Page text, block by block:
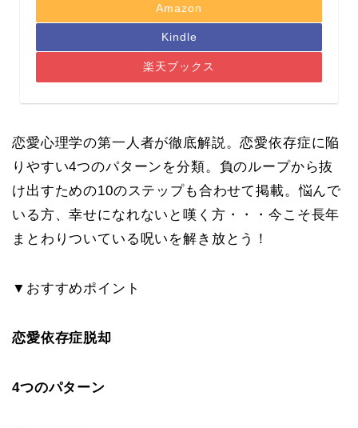
Amazon
Kindle
楽天ブックス
恋愛心理学の第一人者が徹底解説。恋愛依存症に陥
りやすい4つのパターンを分類。負のループから抜
け出すための10のステップも合わせて掲載。悩んで
いる方、幸せになれないと嘆く方・・・今こそ長年
まとわりついている呪いを解き放とう！
▼おすすめポイント
恋愛依存症脱却
4つのパターン